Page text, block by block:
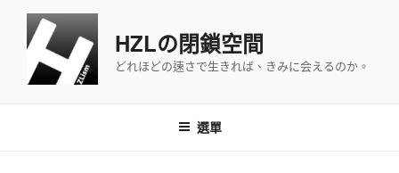
HZLの閉鎖空間
どれほどの速さで生きれば、きみに会えるのか。
選單